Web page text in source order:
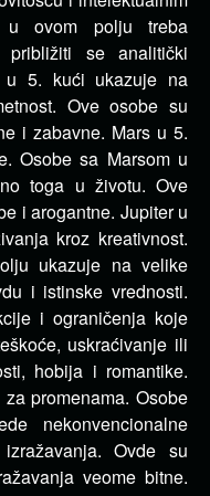
u ovom polju treba
približiti se analitički
u 5. kući ukazuje na
Ove osobe su
i zabavne. Mars u 5.
Osobe sa Marsom u
toga u životu. Ove
i arogantne. Jupiter u
kroz kreativnost.
ukazuje na velike
i istinske vrednosti.
i ograničenja koje
uskraćivanje ili
hobija i romantike.
promenama. Osobe
nekonvencionalne
Ovde su
veome bitne.